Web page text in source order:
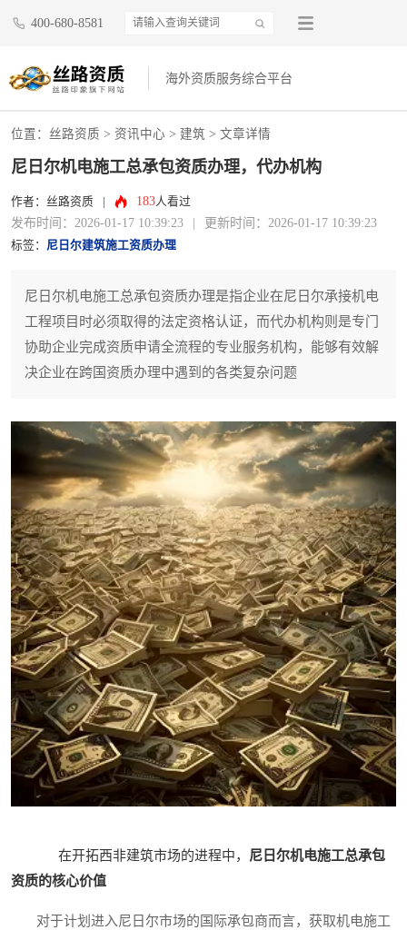
400-680-8581
海外资质服务综合平台
位置： 丝路资质 > 资讯中心 > 建筑 > 文章详情
尼日尔机电施工总承包资质办理，代办机构
作者：丝路资质 183人看过
发布时间：2026-01-17 10:39:23 更新时间：2026-01-17 10:39:23
标签： 尼日尔建筑施工资质办理
尼日尔机电施工总承包资质办理是指企业在尼日尔承接机电
工程项目时必须取得的法定资格认证，而代办机构则是专门
协助企业完成资质申请全流程的专业服务机构，能够有效解
决企业在跨国资质办理中遇到的各类复杂问题
在开拓西非建筑市场的进程中， 尼日尔机电施工总承包
资质的核心价值
对于计划进入尼日尔市场的国际承包商而言，获取机电施工